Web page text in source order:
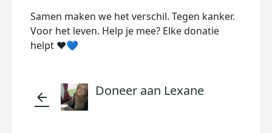
Samen maken we het verschil. Tegen kanker.
Voor het leven. Help je mee? Elke donatie
helpt ❤️💙
arrow_back Doneer aan Lexane